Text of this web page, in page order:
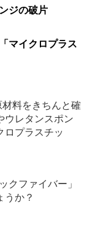
ジの破片
マイクロプラス
料をきちんと確
ウレタンスポン
ロプラスチッ
ファイバー」
うか？